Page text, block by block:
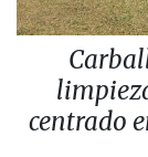
centrado